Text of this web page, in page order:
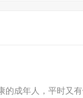
成年人，平时又